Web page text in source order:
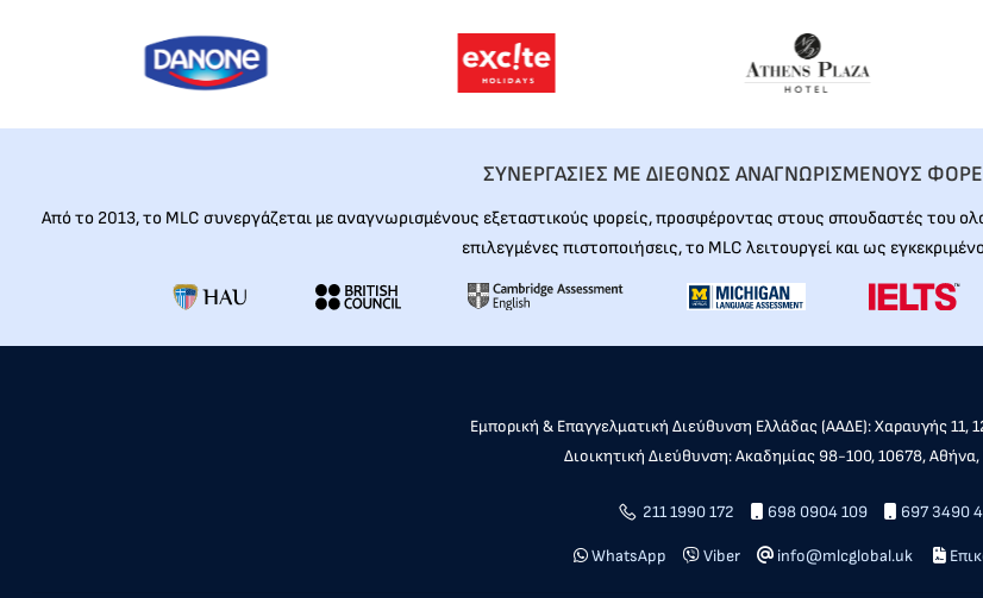
ΣΥΝΕΡΓΑΣΙΕΣ ΜΕ ΔΙΕΘΝΩΣ ΑΝΑΓΝΩΡΙΣΜΕΝΟΥΣ
Από το 2013, το MLC συνεργάζεται με αναγνωρισμένους εξεταστικούς φορείς, προσφέροντας στους σπουδαστές του
επιλεγμένες πιστοποιήσεις, το MLC λειτουργεί και ως
Εμπορική & Επαγγελματική Διεύθυνση Ελλάδας (ΑΑΔΕ): Χαραυγής 11,
Διοικητική Διεύθυνση: Ακαδημίας 98-100, 10678,
211 1990 172 698 0904 109 697 3490
WhatsApp Viber info@mlcglobal.uk